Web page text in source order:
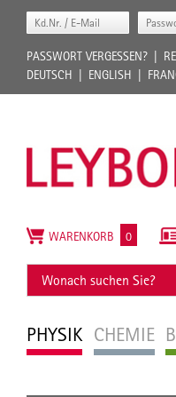
PASSWORT VERGESSEN?
DEUTSCH
ENGLISH
PHYSIK CHEMIE
WARENKORB 0